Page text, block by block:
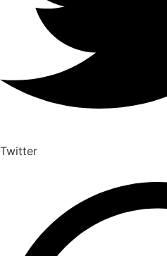
Twitter